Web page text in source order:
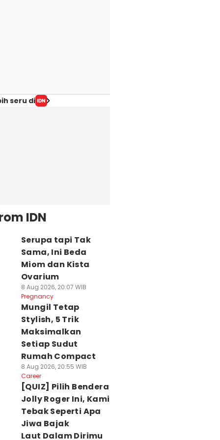
seru di
IDN
Serupa tapi Tak
Sama, Ini Beda
Miom dan Kista
Ovarium
8 Aug 2026, 20:07 WIB
Pregnancy
Mungil Tetap
Stylish, 5 Trik
Maksimalkan
Setiap Sudut
Rumah Compact
8 Aug 2026, 20:55 WIB
Career
[QUIZ] Pilih Bendera
Jolly Roger Ini, Kami
Tebak Seperti Apa
Jiwa Bajak
Laut Dalam Dirimu